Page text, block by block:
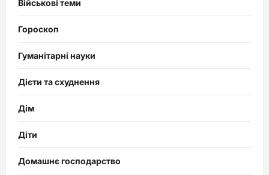
Військові теми
Гороскоп
Гуманітарні науки
Дієти та схуднення
Дім
Діти
Домашнє господарство